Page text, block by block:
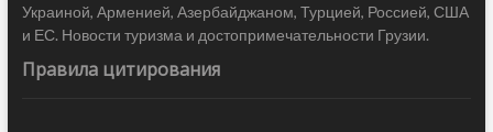
Украиной, Арменией, Азербайджаном, Турцией, Россией, США
и ЕС. Новости туризма и достопримечательности Грузии.
Правила цитирования